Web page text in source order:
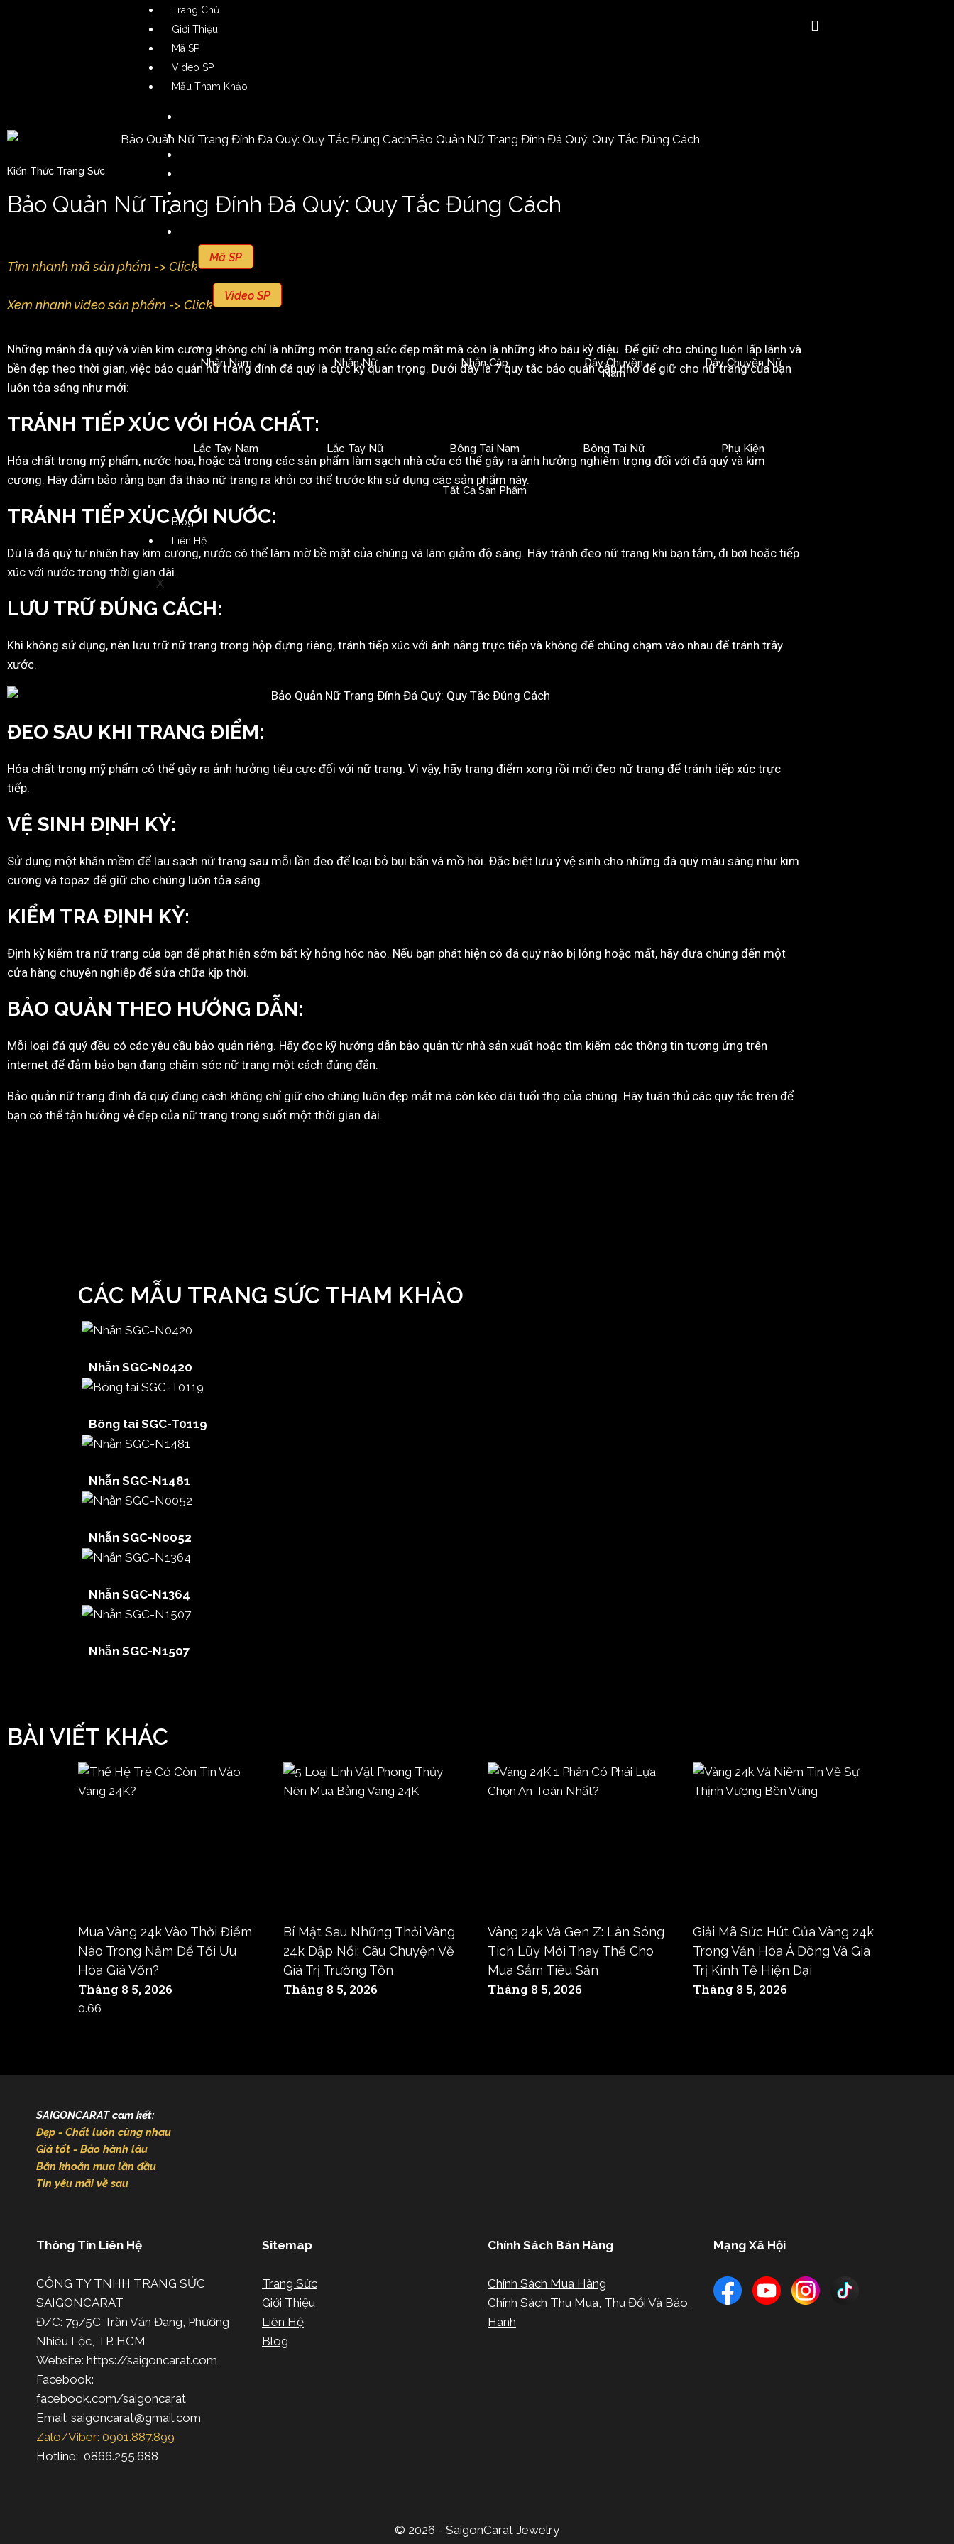
Trang Chủ
Giới Thiệu
Mã SP
Video SP
Mẫu Tham Khảo
Nhẫn Nữ
Dây Chuyền Nữ
Lắc Tay Nam
Bông Tai Nam
Bông Tai Nữ
Phụ Kiện
Nhẫn Nam Nhẫn Nữ Nhẫn Cặp
Dây Chuyền
Nam
Dây Chuyền Nữ
Lắc Tay Nam Lắc Tay Nữ Bông Tai Nam Bông Tai Nữ Phụ Kiện
Tất Cả Sản Phẩm
Blog
Liên Hệ
X
Kiến Thức Trang Sức
Bảo Quản Nữ Trang Đính Đá Quý: Quy Tắc Đúng Cách
Tìm nhanh mã sản phẩm -> Click
Mã SP
Xem nhanh video sản phẩm -> Click
Video SP
Những mảnh đá quý và viên kim cương không chỉ là những món trang sức đẹp mắt mà còn là những kho báu kỳ diệu. Để giữ cho chúng luôn lấp lánh và
bền đẹp theo thời gian, việc bảo quản nữ trang đính đá quý là cực kỳ quan trọng. Dưới đây là 7 quy tắc bảo quản cần nhớ để giữ cho nữ trang của bạn
luôn tỏa sáng như mới:
TRÁNH TIẾPXÚCVỚI HÓACHẤT:
Hóa chất trong mỹ phẩm, nước hoa, hoặc cả trong các sản phẩm làm sạch nhà cửa có thể gây ra ảnh hưởng nghiêm trọng đối với đá quý và kim
cương. Hãy đảm bảo rằng bạn đã tháo nữ trang ra khỏi cơ thể trước khi sử dụng các sản phẩm này.
TRÁNH TIẾPXÚCVỚI NƯỚC:
Dù là đá quý tự nhiên hay kim cương, nước có thể làm mờ bề mặt của chúng và làm giảm độ sáng. Hãy tránh đeo nữ trang khi bạn tắm, đi bơi hoặc tiếp
xúc với nước trong thời gian dài.
LƯU TRỮĐÚNG CÁCH:
Khi không sử dụng, nên lưu trữ nữ trang trong hộp đựng riêng, tránh tiếp xúc với ánh nắng trực tiếp và không để chúng chạm vào nhau để tránh trầy
xước.
ĐEO SAU KHI TRANG ĐIỂM:
Hóa chất trong mỹ phẩm có thể gây ra ảnh hưởng tiêu cực đối với nữ trang. Vì vậy, hãy trang điểm xong rồi mới đeo nữ trang để tránh tiếp xúc trực
tiếp.
VỆ SINH ĐỊNH KỲ:
Sử dụng một khăn mềm để lau sạch nữ trang sau mỗi lần đeo để loại bỏ bụi bẩn và mồ hôi. Đặc biệt lưu ý vệ sinh cho những đá quý màu sáng như kim
cương và topaz để giữ cho chúng luôn tỏa sáng.
KIỂM TRAĐỊNH KỲ:
Định kỳ kiểm tra nữ trang của bạn để phát hiện sớm bất kỳ hỏng hóc nào. Nếu bạn phát hiện có đá quý nào bị lỏng hoặc mất, hãy đưa chúng đến một
cửa hàng chuyên nghiệp để sửa chữa kịp thời.
BẢO QUẢN THEO HƯỚNG DẪN:
Mỗi loại đá quý đều có các yêu cầu bảo quản riêng. Hãy đọc kỹ hướng dẫn bảo quản từ nhà sản xuất hoặc tìm kiếm các thông tin tương ứng trên
internet để đảm bảo bạn đang chăm sóc nữ trang một cách đúng đắn.
Bảo quản nữ trang đính đá quý đúng cách không chỉ giữ cho chúng luôn đẹp mắt mà còn kéo dài tuổi thọ của chúng. Hãy tuân thủ các quy tắc trên để
bạn có thể tận hưởng vẻ đẹp của nữ trang trong suốt một thời gian dài.
CÁC MẪU TRANG SỨC THAM KHẢO
Nhẫn SGC-N0420
Bông tai SGC-T0119
Nhẫn SGC-N1481
Nhẫn SGC-N0052
Nhẫn SGC-N1364
Nhẫn SGC-N1507
BÀI VIẾT KHÁC
Mua Vàng 24k Vào Thời Điểm
Nào Trong Năm Để Tối Ưu
Hóa Giá Vốn?
Tháng 8 5, 2026
Bí Mật Sau Những Thỏi Vàng
24k Dập Nổi: Câu Chuyện Về
Giá Trị Trường Tồn
Tháng 8 5, 2026
Vàng 24k Và Gen Z: Làn Sóng
Tích Lũy Mới Thay Thế Cho
Mua Sắm Tiêu Sản
Tháng 8 5, 2026
Giải Mã Sức Hút Của Vàng 24k
Trong Văn Hóa Á Đông Và Giá
Trị Kinh Tế Hiện Đại
Tháng 8 5, 2026
SAIGONCARAT cam kết:
Đẹp - Chất luôn cùng nhau
Giá tốt - Bảo hành lâu
Băn khoăn mua lần đầu
Tin yêu mãi về sau
Thông Tin Liên Hệ
CÔNG TY TNHH TRANG SỨC
SAIGONCARAT
Đ/C: 79/5C Trần Văn Đang, Phường
Nhiêu Lộc, TP. HCM
Website: https://saigoncarat.com
Facebook:
facebook.com/saigoncarat
Email: saigoncarat@gmail.com
Zalo/Viber: 0901.887.899
Hotline: 0866.255.688
Sitemap
Trang Sức
Giới Thiệu
Liên Hệ
Blog
Chính Sách Bán Hàng
Chính Sách Mua Hàng
Chính Sách Thu Mua, Thu Đổi Và Bảo
Hành
Mạng Xã Hội
© 2026 - SaigonCarat Jewelry